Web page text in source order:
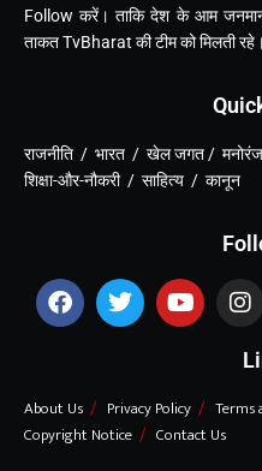
Follow करें। ताकि देश के आम
ताकत TvBharat की टीम को मिलती रहे।
राजनीति / भारत / खेल जगत /
शिक्षा-और-नौकरी / साहित्य / कानून
About Us Privacy Policy Terms
Copyright Notice
Contact Us